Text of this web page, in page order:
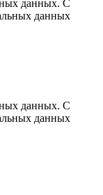
данных. С
данных
данных. С
данных